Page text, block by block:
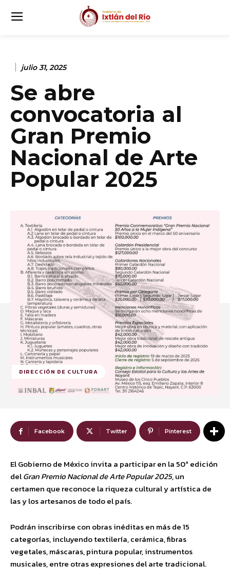
julio 31, 2025
Se abre
convocatoria al
Gran Premio
Nacional de Arte
Popular 2025
DIRECCIÓN DE CULTURA
Facebook Twitter Pinterest
El Gobierno de México invita a participar en la 50ª edición
delGran Premio Nacional de Arte Popular 2025, un
certamen que reconoce la riqueza cultural y artística de
las y los artesanos de todo el país.
Podrán inscribirse con obras inéditas en más de 15
categorías, incluyendo textilería, cerámica, fibras
vegetales, máscaras, pintura popular, instrumentos
musicales, entre otras expresiones del arte tradicional.